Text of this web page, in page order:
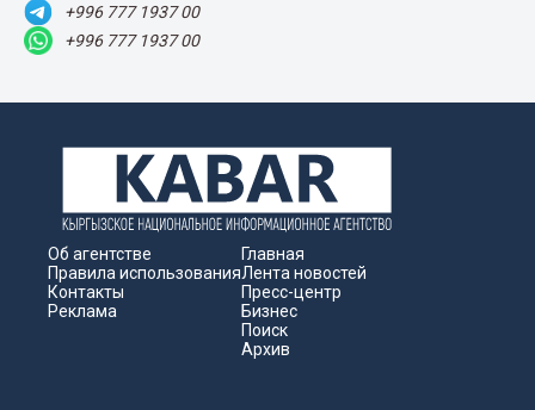
+996 777 1937 00
+996 777 1937 00
Об агентстве
Правила использования
Контакты
Реклама
Главная
Лента новостей
Пресс-центр
Бизнес
Поиск
Архив